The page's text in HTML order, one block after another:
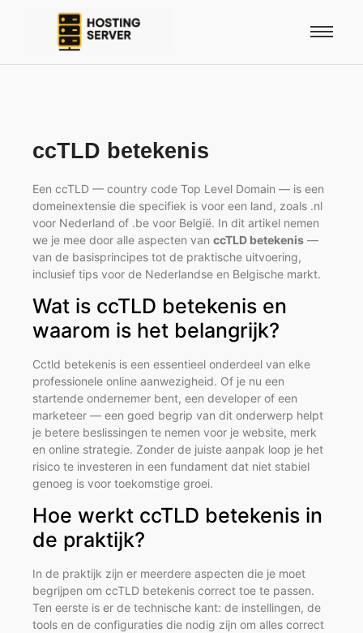
ccTLD betekenis
Een ccTLD — country code Top Level Domain — is een
domeinextensie die specifiek is voor een land, zoals .nl
voor Nederland of .be voor België. In dit artikel nemen
we je mee door alle aspecten van ccTLD betekenis —
van de basisprincipes tot de praktische uitvoering,
inclusief tips voor de Nederlandse en Belgische markt.
Wat is ccTLD betekenis en
waarom is het belangrijk?
Cctld betekenis is een essentieel onderdeel van elke
professionele online aanwezigheid. Of je nu een
startende ondernemer bent, een developer of een
marketeer — een goed begrip van dit onderwerp helpt
je betere beslissingen te nemen voor je website, merk
en online strategie. Zonder de juiste aanpak loop je het
risico te investeren in een fundament dat niet stabiel
genoeg is voor toekomstige groei.
Hoe werkt ccTLD betekenis in
de praktijk?
In de praktijk zijn er meerdere aspecten die je moet
begrijpen om ccTLD betekenis correct toe te passen.
Ten eerste is er de technische kant: de instellingen, de
tools en de configuraties die nodig zijn om alles correct